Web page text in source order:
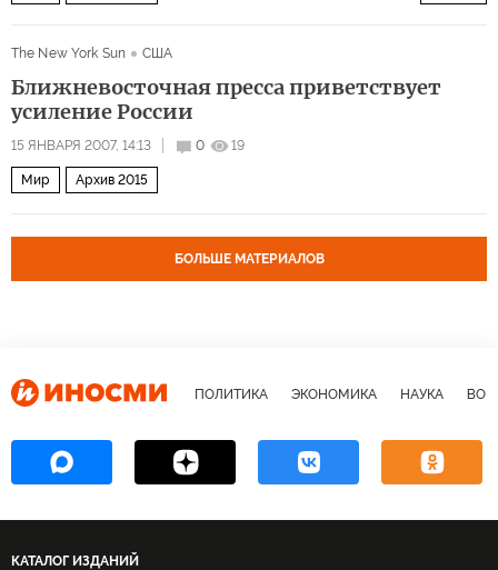
The New York Sun
США
Ближневосточная пресса приветствует
усиление России
15 ЯНВАРЯ 2007, 14:13 0 19
Мир Архив 2015
БОЛЬШЕ МАТЕРИАЛОВ
ПОЛИТИКА ЭКОНОМИКА НАУКА
КАТАЛОГ ИЗДАНИЙ